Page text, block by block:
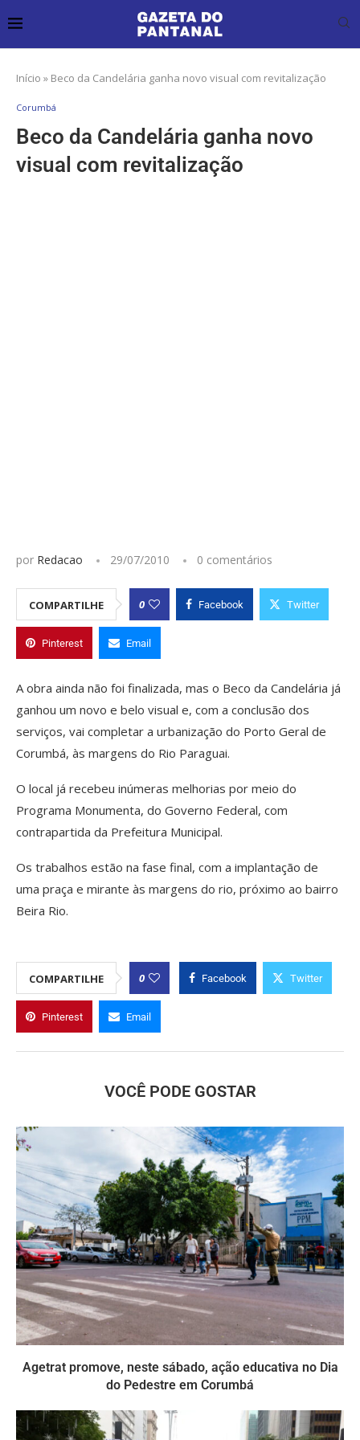
Início » Beco da Candelária ganha novo visual com revitalização
Corumbá
Beco da Candelária ganha novo
visual com revitalização
por Redacao 29/07/2010 0 comentários
COMPARTILHE 0 Facebook Twitter
Pinterest Email
A obra ainda não foi finalizada, mas o Beco da Candelária já
ganhou um novo e belo visual e, com a conclusão dos
serviços, vai completar a urbanização do Porto Geral de
Corumbá, às margens do Rio Paraguai.
O local já recebeu inúmeras melhorias por meio do
Programa Monumenta, do Governo Federal, com
contrapartida da Prefeitura Municipal.
Os trabalhos estão na fase final, com a implantação de
uma praça e mirante às margens do rio, próximo ao bairro
Beira Rio.
COMPARTILHE 0 Facebook Twitter
Pinterest Email
VOCÊ PODE GOSTAR
Agetrat promove, neste sábado, ação educativa no Dia
do Pedestre em Corumbá